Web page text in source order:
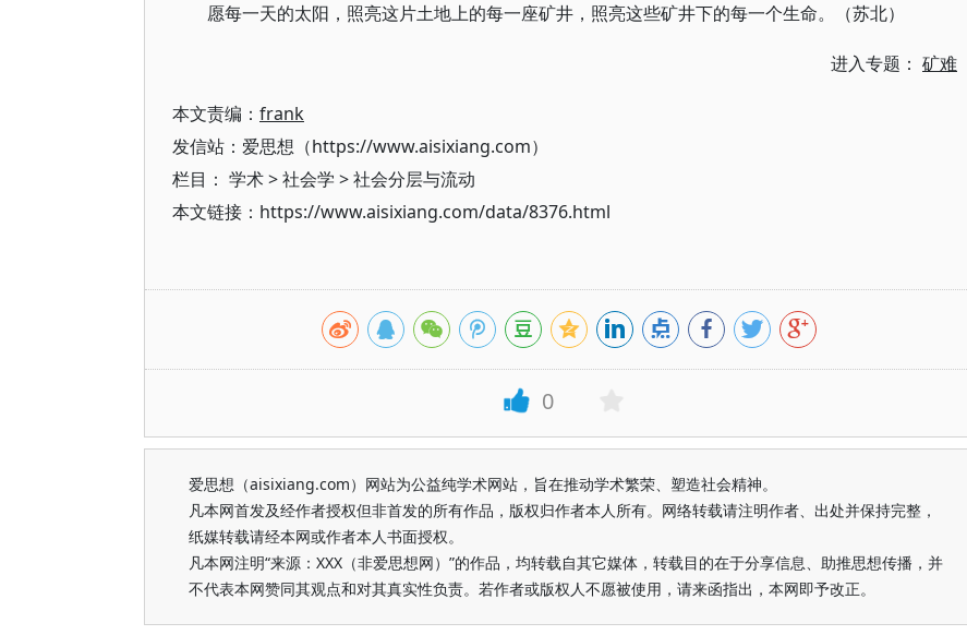
愿每一天的太阳，照亮这片土地上的每一座矿井，照亮这些矿井下的每一个生命。（苏北）
进入专题： 矿难
本文责编： frank
发信站：爱思想（https://www.aisixiang.com）
栏目： 学术>社会学 >社会分层与流动
本文链接：https://www.aisixiang.com/data/8376.html
0
爱思想（aisixiang.com）网站为公益纯学术网站，旨在推动学术繁荣、塑造社会精神。
凡本网首发及经作者授权但非首发的所有作品，版权归作者本人所有。网络转载请注明作者、出处并保持完整，
纸媒转载请经本网或作者本人书面授权。
凡本网注明“来源：XXX（非爱思想网）”的作品，均转载自其它媒体，转载目的在于分享信息、助推思想传播，并
不代表本网赞同其观点和对其真实性负责。若作者或版权人不愿被使用，请来函指出，本网即予改正。